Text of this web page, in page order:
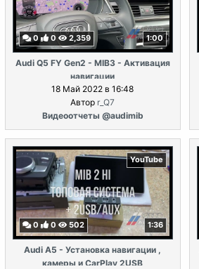
0 0 2,359 1:00
Audi Q5 FY Gen2 - MIB3 - Активация
навигации
18 Май 2022 в 16:48
Автор r_Q7
Видеоотчеты @audimib
YouTube
0 0 502 1:36
Audi A5 - Установка навигации ,
камеры и CarPlay 2USB